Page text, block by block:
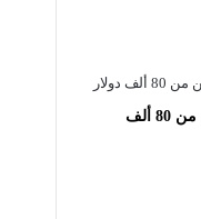
توقع اقتراب البيتكوين من 80 ألف